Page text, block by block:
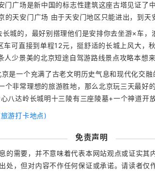
广场是新中国的标志性建筑这座古塔见证了
的天安门广场 由于天安门地区只能进出，到天
城的，最好别搭理他们是安排你去坐游×车，
可直接到单程12元，挺舒适的长城上风大，
少景美的北京短途自驾游路线景点攻略本想来
是一个充满了古老文明历史气息和现代化交
个非常理想的旅游胜地，那么北京玩三天最好
八达岭长城明十三陵有三座陵墓+一个神道开
游打卡地点)
免责声明
的需要，并不意味着代表本网站观点或证实其
处，但对内容不作任何保证或承诺。请读者仅